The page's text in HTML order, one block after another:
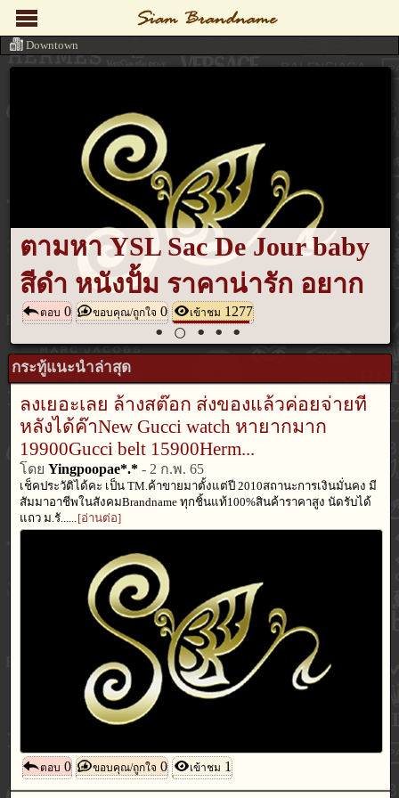
ตามหา YSL Sac De Jour baby
สีดำ หนังปั้ม ราคาน่ารัก อยาก
ปล่อย แอดไลนมาได้เลยค่ะ
ตอบ 0 ขอบคุณ/ถูกใจ 0 เข้าชม 1277
•○•••
กระทู้แนะนำล่าสุด
ลงเยอะเลย ล้างสต๊อก ส่งของแล้วค่อยจ่ายที
หลังได้ค๊าNew Gucci watch หายากมาก
19900Gucci belt 15900Herm...
โดย Yingpoopae*.* - 2 ก.พ. 65
เช็คประวัติได้คะ เป็น TM.ค้าขายมาตั้งแต่ปี 2010สถานะการเงินมั่นคง มี
สัมมาอาชีพในสังคมBrandname ทุกชิ้นแท้100%สินค้าราคาสูง นัดรับได้
แถว ม.รั......[อ่านต่อ]
ตอบ 0 ขอบคุณ/ถูกใจ 0 เข้าชม 1
Downtown